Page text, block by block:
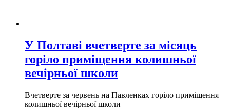
У Полтаві вчетверте за місяць
горіло приміщення колишньої
вечірньої школи
Вчетверте за червень на Павленках горіло приміщення
колишньої вечірньої школи